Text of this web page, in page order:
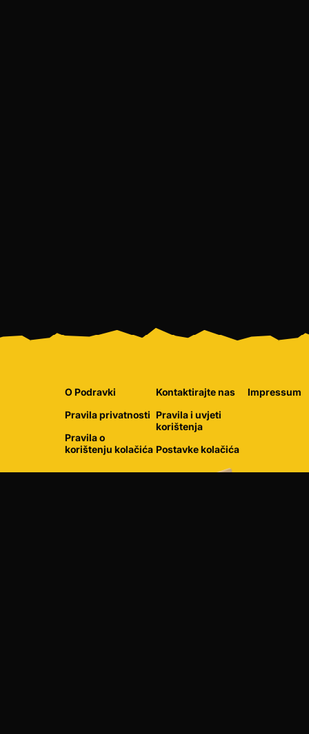
O Podravki
Pravila privatnosti
Pravila o
korištenju kolačića
Kontaktirajte nas
Pravila i uvjeti
korištenja
Postavke kolačića
Impressum